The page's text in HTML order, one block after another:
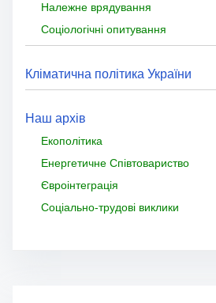
Належне врядування
Соціологічні опитування
Кліматична політика України
Наш архів
Екополітика
Енергетичне Співтовариство
Євроінтеграція
Соціально-трудові виклики